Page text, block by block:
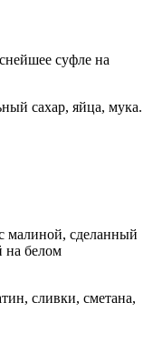
суфле на
сахар, яйца, мука.
малиной, сделанный
на белом
сливки, сметана,